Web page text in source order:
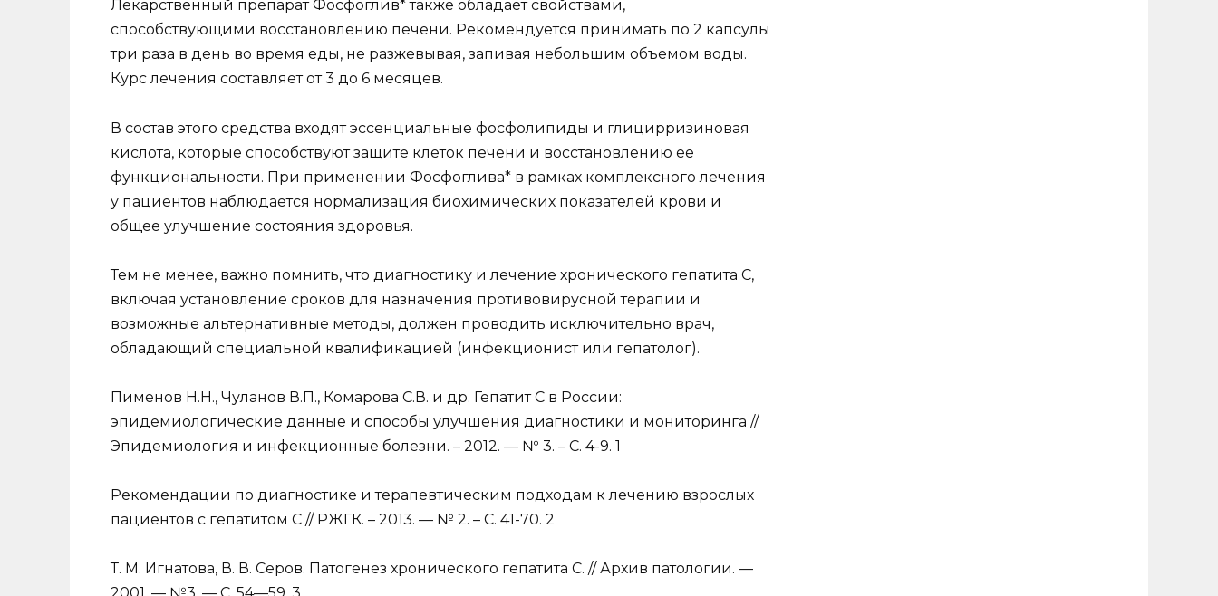
Лекарственный препарат Фосфоглив* также обладает свойствами,
способствующими восстановлению печени. Рекомендуется принимать по 2 капсулы
три раза в день во время еды, не разжевывая, запивая небольшим объемом воды.
Курс лечения составляет от 3 до 6 месяцев.
В состав этого средства входят эссенциальные фосфолипиды и глицирризиновая
кислота, которые способствуют защите клеток печени и восстановлению ее
функциональности. При применении Фосфоглива* в рамках комплексного лечения
у пациентов наблюдается нормализация биохимических показателей крови и
общее улучшение состояния здоровья.
Тем не менее, важно помнить, что диагностику и лечение хронического гепатита C,
включая установление сроков для назначения противовирусной терапии и
возможные альтернативные методы, должен проводить исключительно врач,
обладающий специальной квалификацией (инфекционист или гепатолог).
Пименов Н.Н., Чуланов В.П., Комарова С.В. и др. Гепатит С в России:
эпидемиологические данные и способы улучшения диагностики и мониторинга //
Эпидемиология и инфекционные болезни. – 2012. — № 3. – С. 4-9. 1
Рекомендации по диагностике и терапевтическим подходам к лечению взрослых
пациентов с гепатитом С // РЖГК. – 2013. — № 2. – С. 41-70. 2
Т. М. Игнатова, В. В. Серов. Патогенез хронического гепатита С. // Архив патологии. —